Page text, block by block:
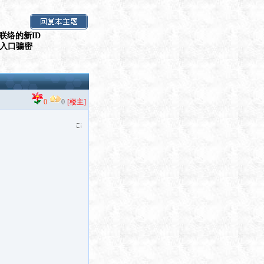
络的新ID
口骗密
0 0 [楼主]